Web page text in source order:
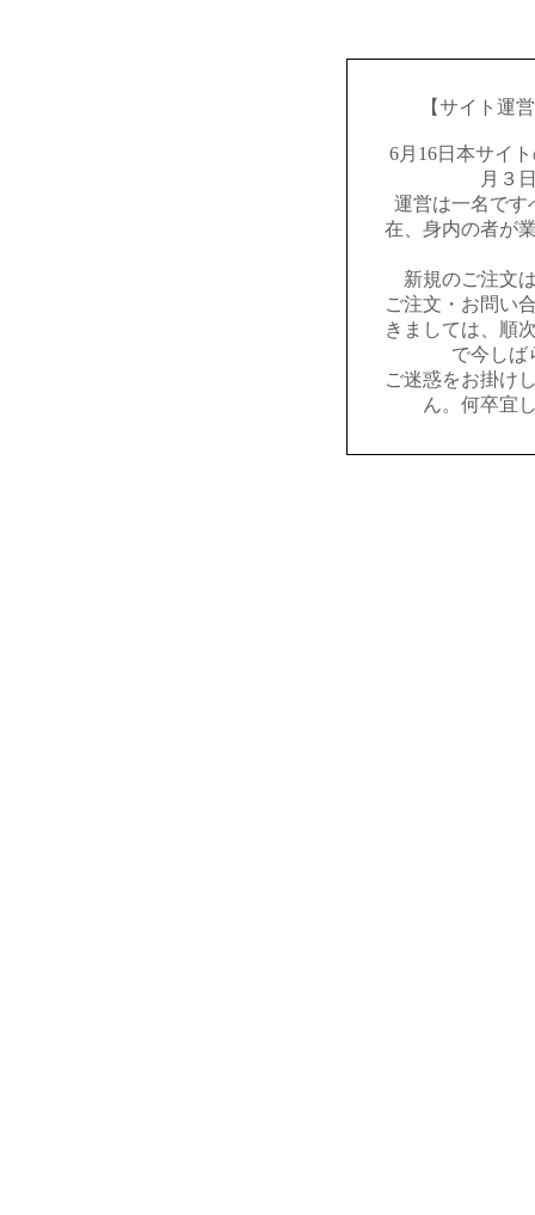
【サイト運
6月16日本サイ
月３
運営は一名です
在、身内の者が
新規のご注文
ご注文・お問い
きましては、順
で今しば
ご迷惑をお掛け
ん。何卒宜